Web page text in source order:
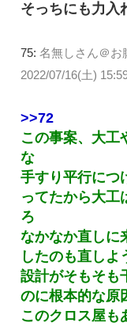
そっちにも力入
75: 名無しさん＠お
2022/07/16(土)
>>72
この事案、大工
な
手すり平行につ
ってたから大工
ろ
なかなか直しに
したのも直しよ
設計がそもそも
のに根本的な原
このクロス屋も